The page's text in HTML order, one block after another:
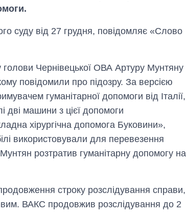
суду від 27 грудня, повідомляє «Слово
голови Чернівецької ОВА Артуру Мунтяну
повідомили про підозру. За версією
гуманітарної допомоги від Італії,
машини з цієї допомоги
хірургічна допомога Буковини»,
використовували для перевезення
розтратив гуманітарну допомогу на
строку розслідування справи,
ВАКС продовжив розслідування до 2
вирощували в